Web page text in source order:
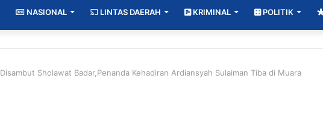
NASIONAL LINTAS DAERAH KRIMINAL POLITIK
Disambut Sholawat Badar,Penanda Kehadiran Ardiansyah Sulaiman Tiba di Muara